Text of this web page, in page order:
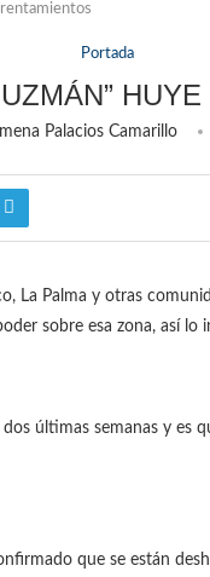
Portada
Palacios Camarillo
La Palma y otras
sobre esa zona, así lo
últimas semanas y es
que se están